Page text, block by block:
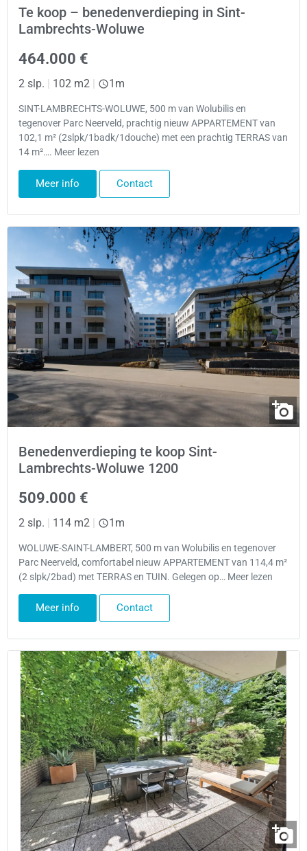
Te koop – benedenverdieping in Sint-
Lambrechts-Woluwe
464.000 €
2 slp. | 102 m2 | 1m
SINT-LAMBRECHTS-WOLUWE, 500 m van Wolubilis en
tegenover Parc Neerveld, prachtig nieuw APPARTEMENT van
102,1 m² (2slpk/1badk/1douche) met een prachtig TERRAS van
14 m²…. Meer lezen
Meer info Contact
Benedenverdieping te koop Sint-
Lambrechts-Woluwe 1200
509.000 €
2 slp. | 114 m2 | 1m
WOLUWE-SAINT-LAMBERT, 500 m van Wolubilis en tegenover
Parc Neerveld, comfortabel nieuw APPARTEMENT van 114,4 m²
(2 slpk/2bad) met TERRAS en TUIN. Gelegen op… Meer lezen
Meer info Contact